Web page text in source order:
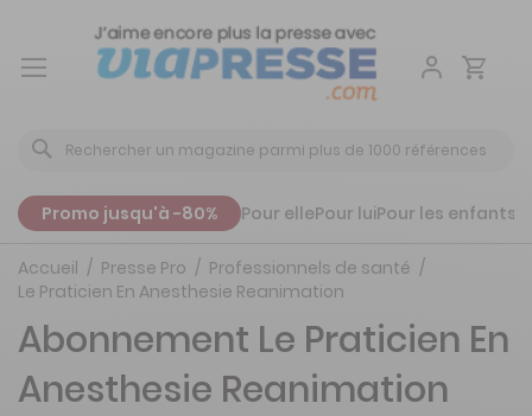
Aller
Promo jusqu'à -80% Pour ellePour luiPour les enfants
Accueil Presse Pro
Professionnels de santé
Le Praticien En Anesthesie Reanimation
Abonnement Le Praticien En
Anesthesie Reanimation